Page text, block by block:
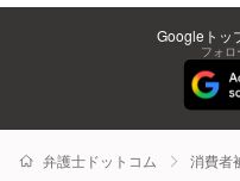
Googleトッ
フォロ
弁護士ドットコム 消費者